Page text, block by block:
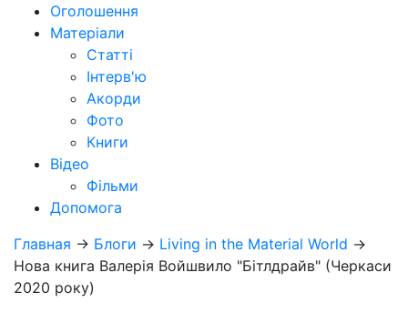
Оголошення
Матеріали
Статті
Інтерв'ю
Акорди
Фото
Книги
Відео
Фільми
Допомога
Главная → Блоги → Living in the Material World →
Нова книга Валерія Войшвило "Бітлдрайв" (Черкаси
2020 року)